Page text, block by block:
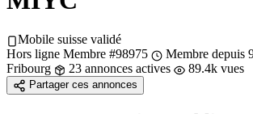
Mobile suisse validé
Hors ligne Membre #98975 Membre depuis
Fribourg
23 annonces actives 89.4k vues
Partager ces annonces